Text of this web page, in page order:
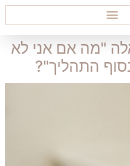
"מה אם אני לא
התהליך"?